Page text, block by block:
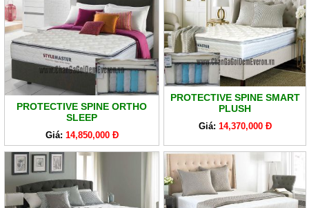
PROTECTIVE SPINE ORTHO
SLEEP
Giá: 14,850,000 Đ
PROTECTIVE SPINE SMART
PLUSH
Giá: 14,370,000 Đ